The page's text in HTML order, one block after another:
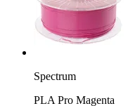
Spectrum
PLA Pro Magenta